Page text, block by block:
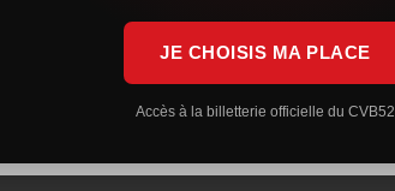
Une résistance courageuse, mais
Montpellier trop solide, reste
JE CHOISIS MA PLACE
Accès à la billetterie officielle du CVB52